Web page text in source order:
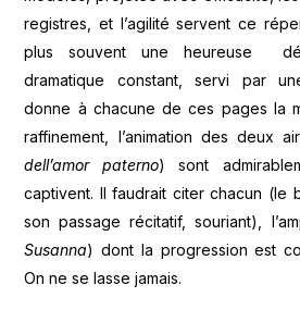
registres, et l’agilité servent ce
plus souvent une heureuse
dramatique constant, servi par
donne à chacune de ces pages la
raffinement, l’animation des deux
dell’amor paterno) sont
captivent. Il faudrait citer chacun (le
son passage récitatif, souriant),
Susanna) dont la progression est
On ne se lasse jamais.